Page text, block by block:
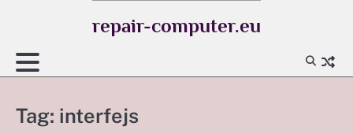
repair-computer.eu
Tag: interfejs